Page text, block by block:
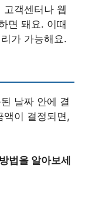
고객센터나 웹
면 돼요. 이때
가 가능해요.
날짜 안에 결
액이 결정되면,
법을 알아보세